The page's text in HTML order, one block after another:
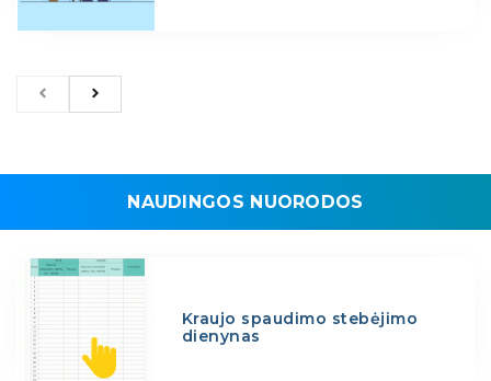
NAUDINGOS NUORODOS
Kraujo spaudimo stebėjimo
dienynas